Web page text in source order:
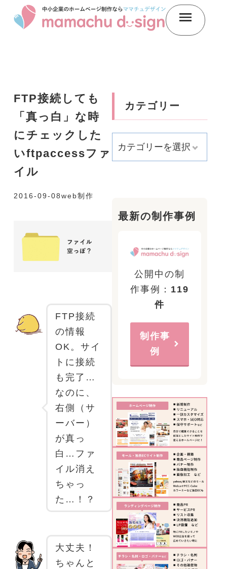
カテゴリー
最新の制作事例
公開中の制
作事例： 119
件
制作事
例
FTP接続しても
「真っ白」な時
にチェックした
いftpaccessファ
イル
2016-09-08web制作
FTP接続
の情報
OK。サイ
トに接続
も完了…
なのに、
右側（サ
ーバー）
が真っ
白…ファ
イル消え
ちゃっ
た…！？
大丈夫！
ちゃんと